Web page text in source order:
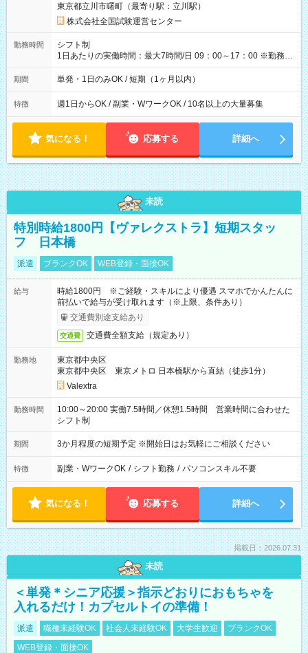
×8時間＝日収10,400円＋交通費 ※当日の役割により時給＋100
円の場合あり ・国家試験 7:00～13:30（休憩なし） 時給1,300
円（役割手当＋100円）×6時間＝日収8,400円＋交通費 【試用期
間】試用期間なし
東京都立川市曙町（最寄り駅：立川駅）
株式会社全国試験運営センター
勤務時間
シフト制
1日あたりの実働時間：最大7時間/日 09：00～17：00 ※勤務時
間は 試験により異なります。
期間 単発・1日のみOK / 短期（1ヶ月以内）
特徴 週1日からOK / 副業・WワークOK / 10名以上の大量募集
気になる！ 応募する 詳細へ
未読
特別時給1800円【ヴァレクストラ】短期スタッ
フ 日本橋
派遣 ブランクOK WEB登録・面接OK
給与
時給1800円 ※ご経験・スキルにより優遇 スマホでかんたんに
前払いで給与が受け取れます（※上限、条件あり）
交通費別途支給あり
交通費 交通費全額支給（規定あり）
勤務地
東京都中央区
東京都中央区 東京メトロ 日本橋駅から直結（徒歩1分）
Valextra
勤務時間
10:00～20:00 実働7.5時間／休憩1.5時間 営業時間に合わせた
シフト制
期間 3か月程度の短期予定 ※開始日はお気軽にご相談ください
特徴 副業・WワークOK / シフト勤務 / パソコンスキル不要
気になる！ 応募する 詳細へ
掲載日：2026.07.31
未読
＜単発＊シニア応援＞指示どおりにおもちゃを
入れるだけ！カプセルトイの準備！
派遣 職種未経験OK 社会人未経験OK 大学生歓迎
ブランクOK
WEB登録・面接OK